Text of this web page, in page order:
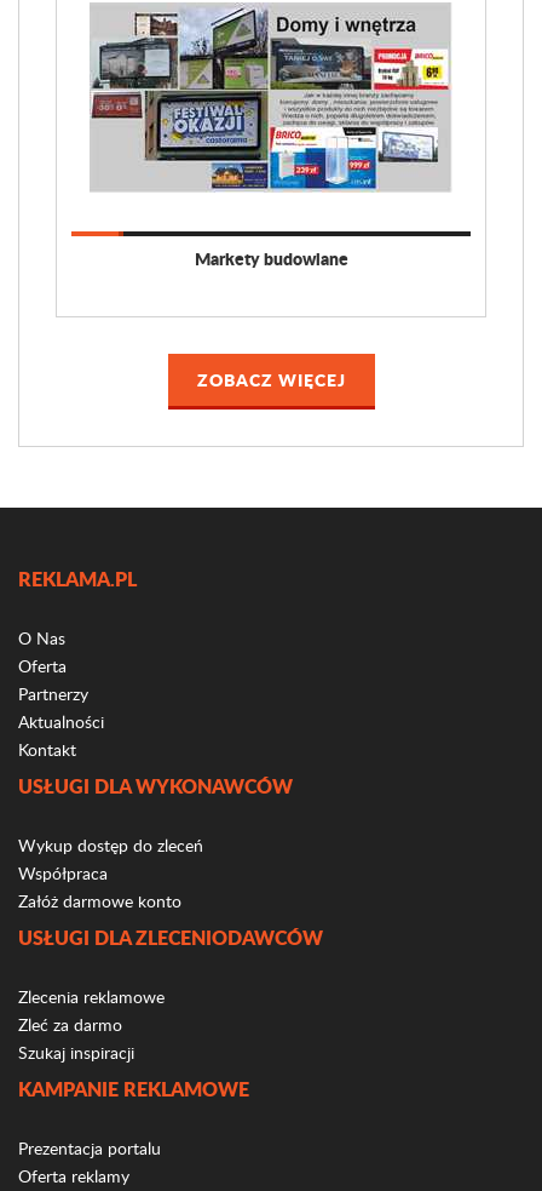
Markety budowlane
ZOBACZ WIĘCEJ
REKLAMA.PL
O Nas
Oferta
Partnerzy
Aktualności
Kontakt
USŁUGI DLA WYKONAWCÓW
Wykup dostęp do zleceń
Współpraca
Załóż darmowe konto
USŁUGI DLA ZLECENIODAWCÓW
Zlecenia reklamowe
Zleć za darmo
Szukaj inspiracji
KAMPANIE REKLAMOWE
Prezentacja portalu
Oferta reklamy